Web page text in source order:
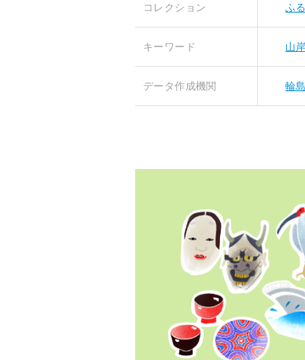
コレクション ふ
キーワード 山
データ作成機関 輪